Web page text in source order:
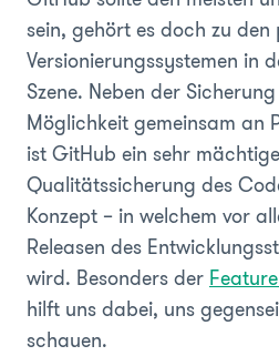
sein, gehört es doch zu
Versionierungssystemen in
Szene. Neben der
Möglichkeit gemeinsam an
ist GitHub ein sehr
Qualitätssicherung des
Konzept – in welchem vor
Releasen des
wird. Besonders der
hilft uns dabei, uns
schauen.